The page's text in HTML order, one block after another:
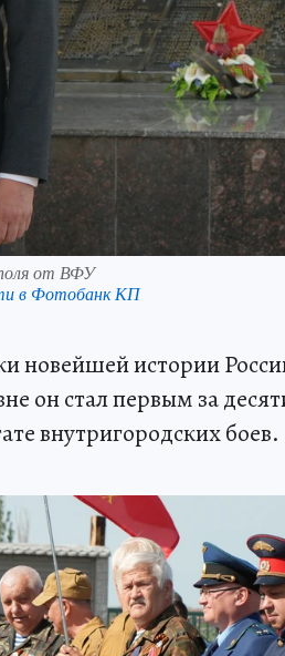
от ВФУ
в Фотобанк КП
новейшей истории
он стал первым за
внутригородских боев.